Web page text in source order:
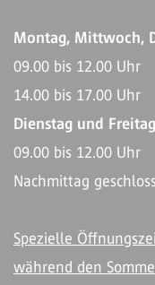
Montag, Mittwoch,
09.00 bis 12.00 Uhr
14.00 bis 17.00 Uhr
Dienstag und Freitag
09.00 bis 12.00 Uhr
Nachmittag
Spezielle
während den